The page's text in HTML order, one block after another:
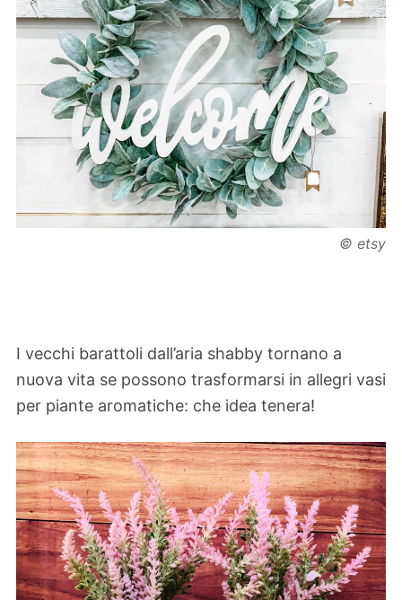
© etsy
I vecchi barattoli dall’aria shabby tornano a
nuova vita se possono trasformarsi in allegri vasi
per piante aromatiche: che idea tenera!